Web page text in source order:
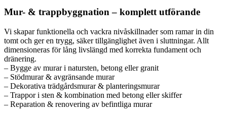
Mur- & trappbyggnation – komplett utförande
Vi skapar funktionella och vackra nivåskillnader som ramar in din
tomt och ger en trygg, säker tillgänglighet även i sluttningar. Allt
dimensioneras för lång livslängd med korrekta fundament och
dränering.
– Bygge av murar i natursten, betong eller granit
– Stödmurar & avgränsande murar
– Dekorativa trädgårdsmurar & planteringsmurar
– Trappor i sten & kombination med betong eller skiffer
– Reparation & renovering av befintliga murar